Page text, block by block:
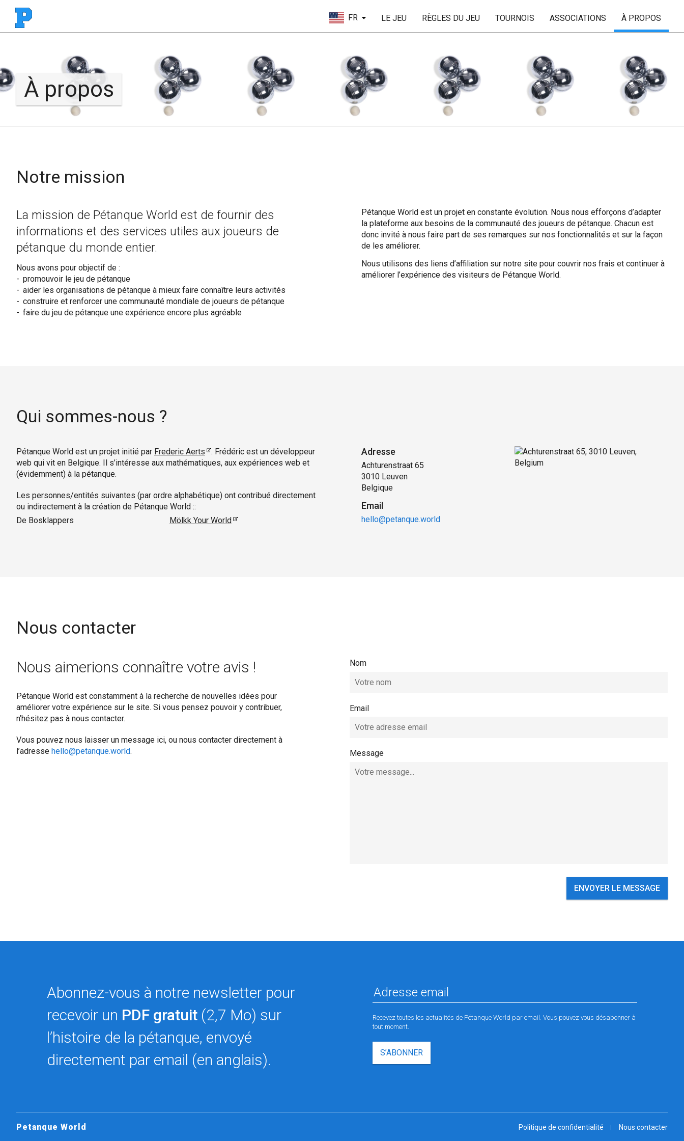
FR LE JEU RÈGLES DU JEU TOURNOIS ASSOCIATIONS À PROPOS
À propos
Notre mission
La mission de Pétanque World est de fournir des
informations et des services utiles aux joueurs de
pétanque du monde entier.
Nous avons pour objectif de :
promouvoir le jeu de pétanque
aider les organisations de pétanque à mieux faire connaître leurs activités
construire et renforcer une communauté mondiale de joueurs de pétanque
faire du jeu de pétanque une expérience encore plus agréable
Pétanque World est un projet en constante évolution. Nous nous efforçons d’adapter
la plateforme aux besoins de la communauté des joueurs de pétanque. Chacun est
donc invité à nous faire part de ses remarques sur nos fonctionnalités et sur la façon
de les améliorer.
Nous utilisons des liens d’affiliation sur notre site pour couvrir nos frais et continuer à
améliorer l’expérience des visiteurs de Pétanque World.
Qui sommes-nous ?
Pétanque World est un projet initié par Frederic Aerts
. Frédéric est un développeur
web qui vit en Belgique. Il s’intéresse aux mathématiques, aux expériences web et
(évidemment) à la pétanque.
Les personnes/entités suivantes (par ordre alphabétique) ont contribué directement
ou indirectement à la création de Pétanque World ::
De Bosklappers
Mölkk Your World
Adresse
Achturenstraat 65
3010 Leuven
Belgique
Email
hello@petanque.world
Nous contacter
Nous aimerions connaître votre avis !
Pétanque World est constamment à la recherche de nouvelles idées pour
améliorer votre expérience sur le site. Si vous pensez pouvoir y contribuer,
n’hésitez pas à nous contacter.
Vous pouvez nous laisser un message ici, ou nous contacter directement à
l’adresse hello@petanque.world.
Nom
Email
Message
ENVOYER LE MESSAGE
Abonnez-vous à notre newsletter pour
recevoir un PDF gratuit (2,7 Mo) sur
l’histoire de la pétanque, envoyé
directement par email (en anglais).
Recevez toutes les actualités de Pétanque World par email. Vous pouvez vous désabonner à
tout moment.
S’ABONNER
Petanque World Nous contacter
Politique de confidentialité